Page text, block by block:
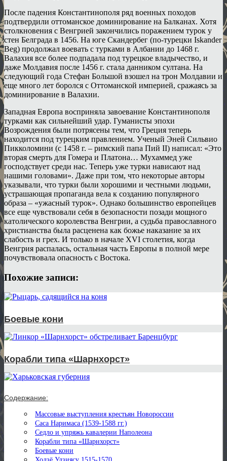
После падения Константинополя ряд военных походов
подтвердили оттоманское доминирование на Балканах. Хотя
столкновения с Венгрией закончились поражением турок у
стен Белграда в 1456. На юге Скандербег (по-турецки Iskander
Beg) продолжал воевать с турками в Албании до 1468 г.
Валахия все более подпадала под турецкое владычество, и
даже Молдавия после 1456 г. стала данником султана. На
следующий года Стефан Большой взошел на трон Молдавии и
еще много лет боролся с Оттоманской империей, сражаясь за
доминирование в Валахии.
Западная Европа восприняла завоевание Константинополя
турками как сильнейший удар. Гуманисты эпохи
Возрождения были потрясены тем, что Греция теперь
находится под турецким правлением. Ученый Эней Сильвио
Пикколомини (с 1458 г. – римский папа Пий II) написал: «Это
вторая смерть для Гомера и Платона… Мухаммед уже
господствует среди нас. Теперь уже турки нависают над
нашими головами». Даже при том, что некоторые авторы
указывали, что турки были хорошими и честными людьми,
устрашающая пропаганда вела к созданию популярного
образа – «ужасный турок». Однако большинство европейцев
все еще чувствовали себя в безопасности позади мощного
католического королевства Венгрии, а судьба православного
христианства была расценена как божье наказание за их
слабость и грех. И только в начале XVI столетия, когда
Венгрия распалась, остальная часть Европы в полной мере
почувствовала опасность с Востока.
Похожие записи:
Боевые кони
Корабли типа «Шарнхорст»
Содержание:
Массовые выступления крестьян Новороссии
Саса Наримаса (1539-1588 гг.)
Седло и упряжь кавалерии Наполеона
Корабли типа «Шарнхорст»
Боевые кони
Ходзё Удзиясу 1515-1570